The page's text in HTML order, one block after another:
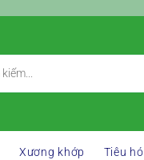
Xương khớp Tiêu